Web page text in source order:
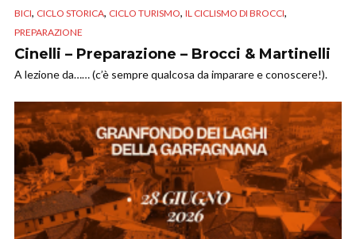
BICI, CICLO STORICA, CICLO TURISMO, IL CICLISMO DI BROCCI,
PREPARAZIONE
Cinelli – Preparazione – Brocci & Martinelli
A lezione da…… (c’è sempre qualcosa da imparare e conoscere!).